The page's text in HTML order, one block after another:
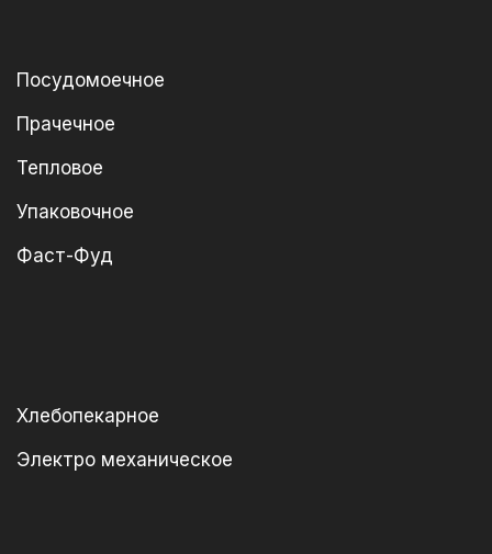
Посудомоечное
Прачечное
Тепловое
Упаковочное
Фаст-Фуд
Хлебопекарное
Электро механическое